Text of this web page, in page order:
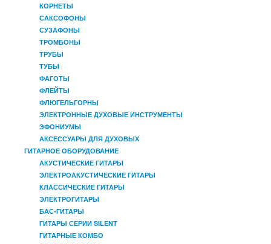
КОРНЕТЫ
САКСОФОНЫ
СУЗАФОНЫ
ТРОМБОНЫ
ТРУБЫ
ТУБЫ
ФАГОТЫ
ФЛЕЙТЫ
ФЛЮГЕЛЬГОРНЫ
ЭЛЕКТРОННЫЕ ДУХОВЫЕ ИНСТРУМЕНТЫ
ЭФОНИУМЫ
АКСЕССУАРЫ ДЛЯ ДУХОВЫХ
ГИТАРНОЕ ОБОРУДОВАНИЕ
АКУСТИЧЕСКИЕ ГИТАРЫ
ЭЛЕКТРОАКУСТИЧЕСКИЕ ГИТАРЫ
КЛАССИЧЕСКИЕ ГИТАРЫ
ЭЛЕКТРОГИТАРЫ
БАС-ГИТАРЫ
ГИТАРЫ СЕРИИ SILENT
ГИТАРНЫЕ КОМБО